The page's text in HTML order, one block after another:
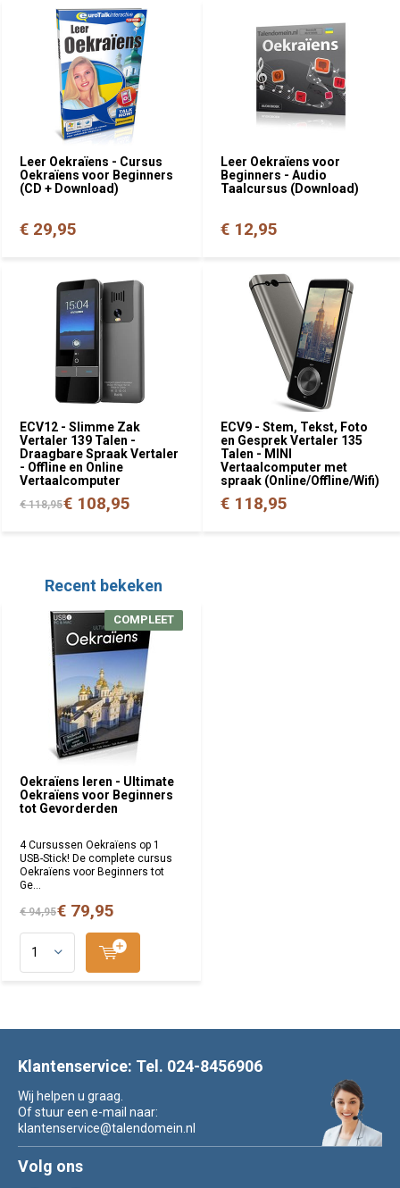
Leer Oekraïens - Cursus
Oekraïens voor Beginners
(CD + Download)
€ 29,95
Leer Oekraïens voor
Beginners - Audio
Taalcursus (Download)
€ 12,95
ECV12 - Slimme Zak
Vertaler 139 Talen -
Draagbare Spraak Vertaler
- Offline en Online
Vertaalcomputer
€ 118,95€ 108,95
ECV9 - Stem, Tekst, Foto
en Gesprek Vertaler 135
Talen - MINI
Vertaalcomputer met
spraak (Online/Offline/Wifi)
€ 118,95
Recent bekeken
Oekraïens leren - Ultimate
Oekraïens voor Beginners
tot Gevorderden
COMPLEET
4 Cursussen Oekraïens op 1
USB-Stick! De complete cursus
Oekraïens voor Beginners tot
Ge...
€ 94,95€ 79,95
Klantenservice: Tel. 024-8456906
Wij helpen u graag.
Of stuur een e-mail naar:
klantenservice@talendomein.nl
Volg ons